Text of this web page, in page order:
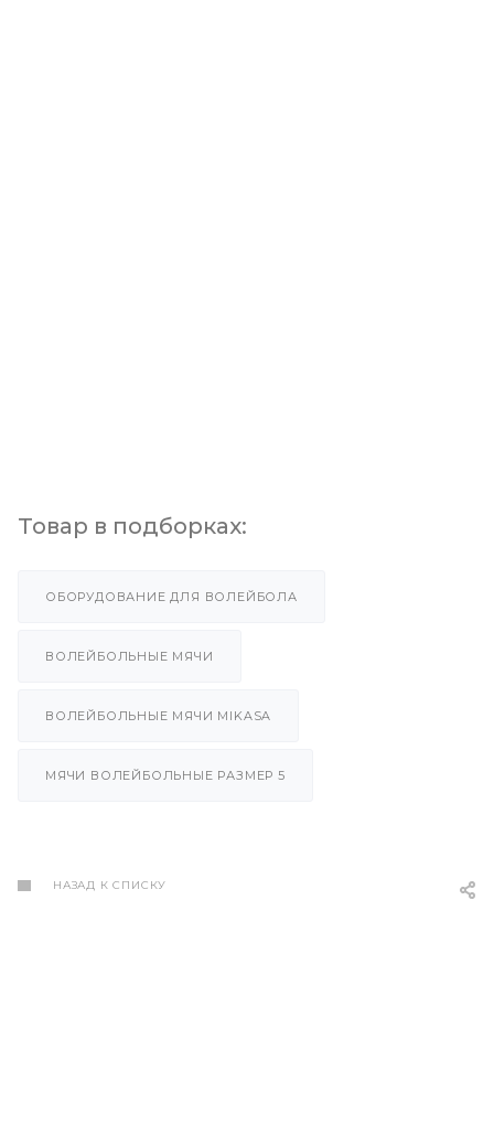
Товар в подборках:
ОБОРУДОВАНИЕ ДЛЯ ВОЛЕЙБОЛА
ВОЛЕЙБОЛЬНЫЕ МЯЧИ
ВОЛЕЙБОЛЬНЫЕ МЯЧИ MIKASA
МЯЧИ ВОЛЕЙБОЛЬНЫЕ РАЗМЕР 5
НАЗАД К СПИСКУ